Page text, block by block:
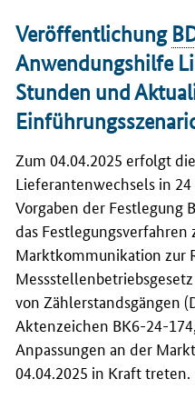
Veröffentlichung
Anwendungshilfe
Stunden und
Zum 04.04.2025 erfolgt
Lieferantenwechsels in
Vorgaben der Festlegung
das Festlegungsverfahren
Marktkommunikation zur
von Zählerstandsgängen
Aktenzeichen BK6-24-
Anpassungen an der
04.04.2025 in Kraft treten.